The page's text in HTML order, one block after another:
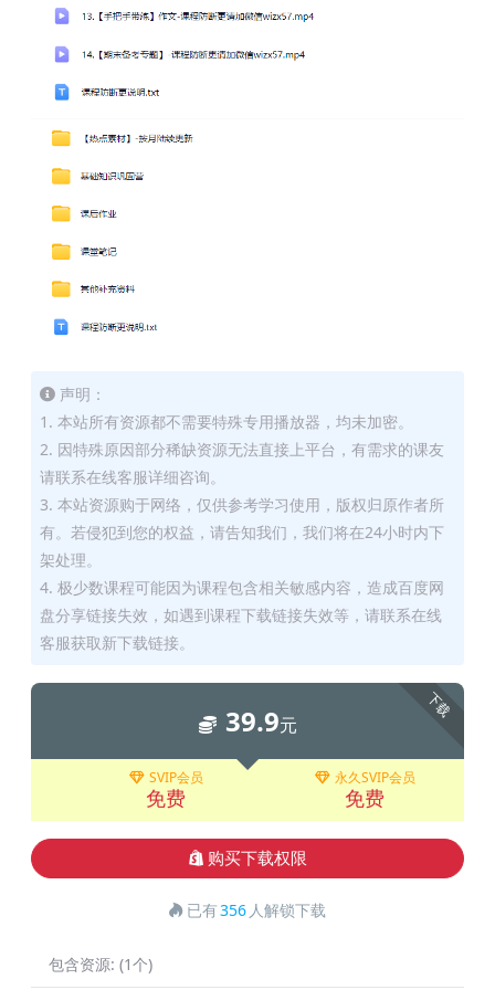
声明：
1. 本站所有资源都不需要特殊专用播放器，均未加密。
2. 因特殊原因部分稀缺资源无法直接上平台，有需求的课友
请联系在线客服详细咨询。
3. 本站资源购于网络，仅供参考学习使用，版权归原作者所
有。若侵犯到您的权益，请告知我们，我们将在24小时内下
架处理。
4. 极少数课程可能因为课程包含相关敏感内容，造成百度网
盘分享链接失效，如遇到课程下载链接失效等，请联系在线
客服获取新下载链接。
下载
39.9元
SVIP会员
免费
永久SVIP会员
免费
购买下载权限
已有356 人解锁下载
包含资源: (1个)